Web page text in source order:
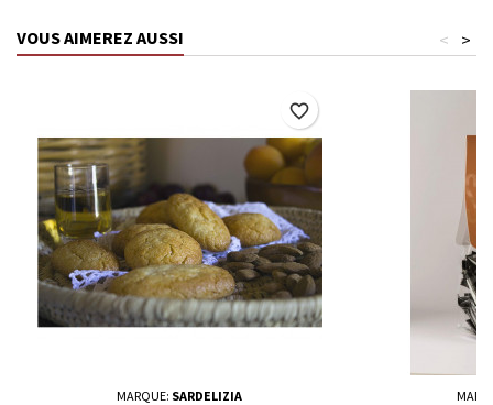
VOUS AIMEREZ AUSSI >
<
MARQUE: SARDELIZIA
favorite_border